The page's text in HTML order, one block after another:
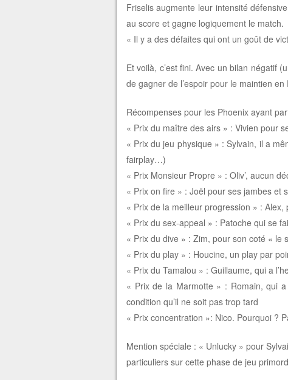
Friselis augmente leur intensité
au score et gagne logiquement le match.
« Il y a des défaites qui ont un goût de
Et voilà, c’est fini. Avec un bilan négatif
de gagner de l’espoir pour le maintien en
Récompenses pour les Phoenix ayant
« Prix du maître des airs » : Vivien pour
« Prix du jeu physique » : Sylvain, il a
fairplay…)
« Prix Monsieur Propre » : Oliv’, aucun
« Prix on fire » : Joël pour ses jambes et
« Prix de la meilleur progression » :
« Prix du sex-appeal » : Patoche qui se
« Prix du dive » : Zim, pour son coté « le
« Prix du play » : Houcine, un play par
« Prix du Tamalou » : Guillaume, qui a
« Prix de la Marmotte » : Romain, qui
condition qu’il ne soit pas trop tard
« Prix concentration »: Nico. Pourquoi ?
Mention spéciale : « Unlucky » pour
particuliers sur cette phase de jeu